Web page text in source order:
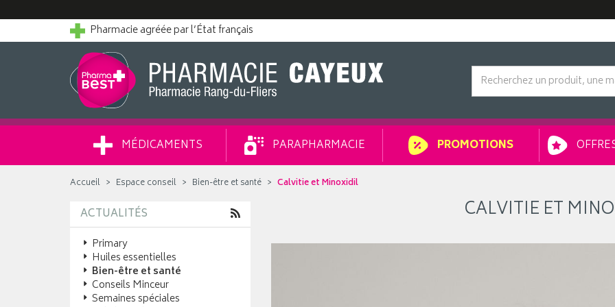
Pharmacie agréée par l’État français
MÉDICAMENTS PARAPHARMACIE PROMOTIONS
Accueil Espace conseil Bien-être et santé Calvitie et Minoxidil
ACTUALITÉS
Primary
Huiles essentielles
Bien-être et santé
Conseils Minceur
Semaines spéciales
CALVITIE ET